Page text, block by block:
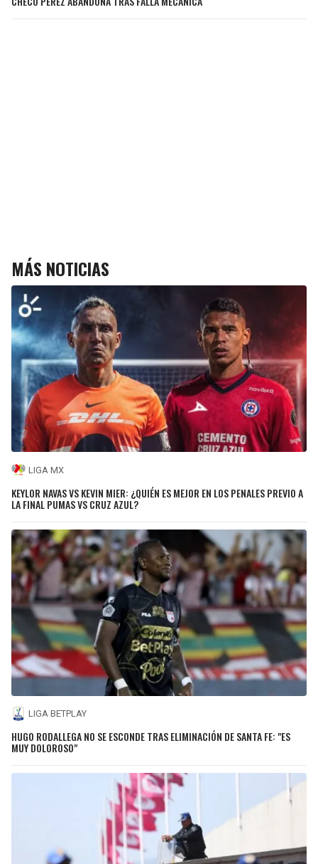
MÁS NOTICIAS
LIGA MX
KEYLOR NAVAS VS KEVIN MIER: ¿QUIÉN ES MEJOR EN LOS PENALES PREVIO A
LA FINAL PUMAS VS CRUZ AZUL?
LIGA BETPLAY
HUGO RODALLEGA NO SE ESCONDE TRAS ELIMINACIÓN DE SANTA FE: "ES
MUY DOLOROSO"